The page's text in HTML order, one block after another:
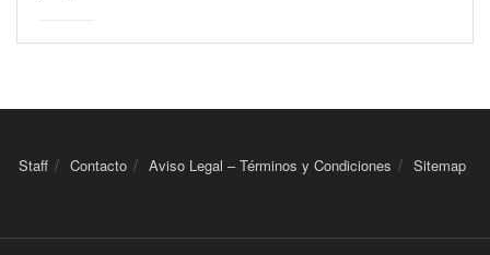
Staff Contacto Aviso Legal – Términos y Condiciones Sitemap